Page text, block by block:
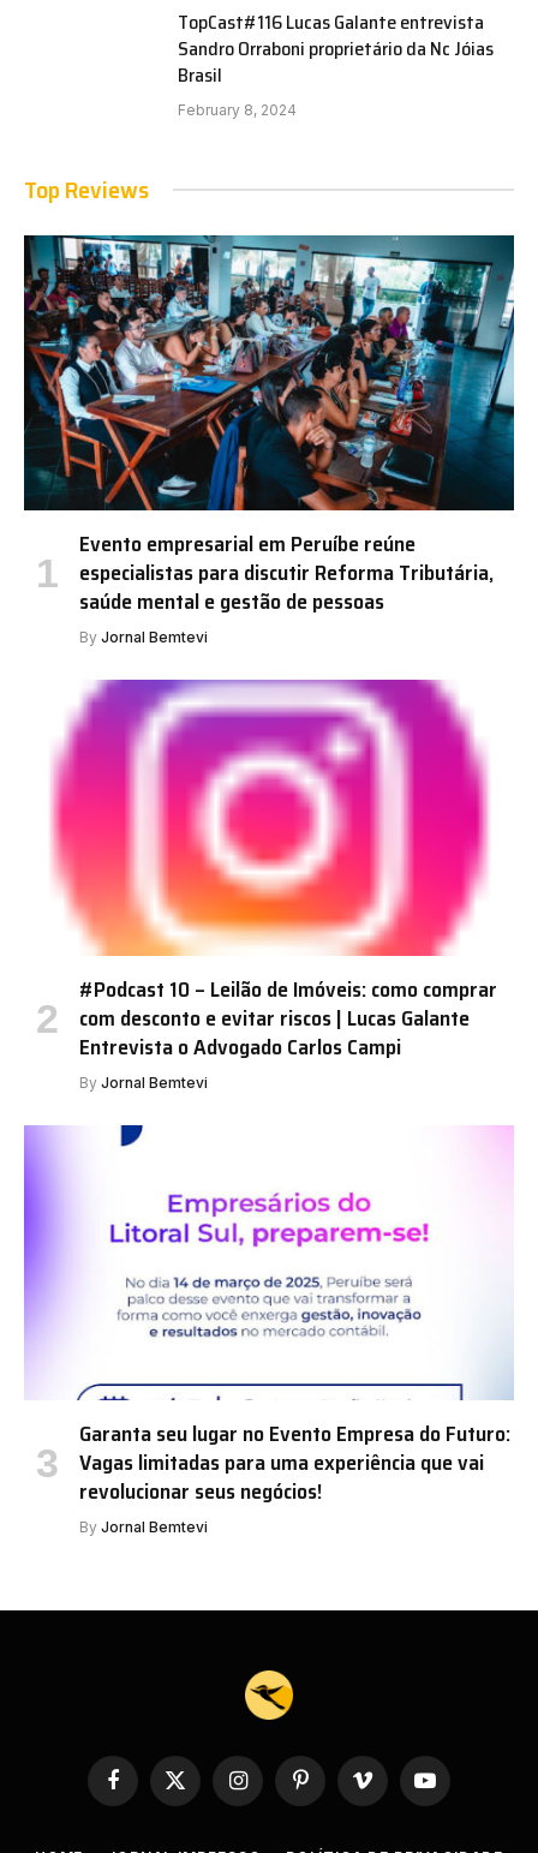
TopCast#116 Lucas Galante entrevista
Sandro Orraboni proprietário da Nc Jóias
Brasil
February 8, 2024
Top Reviews
Evento empresarial em Peruíbe reúne
especialistas para discutir Reforma Tributária,
saúde mental e gestão de pessoas
By Jornal Bemtevi
#Podcast 10 – Leilão de Imóveis: como comprar
com desconto e evitar riscos | Lucas Galante
Entrevista o Advogado Carlos Campi
By Jornal Bemtevi
Garanta seu lugar no Evento Empresa do Futuro:
Vagas limitadas para uma experiência que vai
revolucionar seus negócios!
By Jornal Bemtevi
Facebook
X
(Twitter)
InstagramPinterestVimeo YouTube